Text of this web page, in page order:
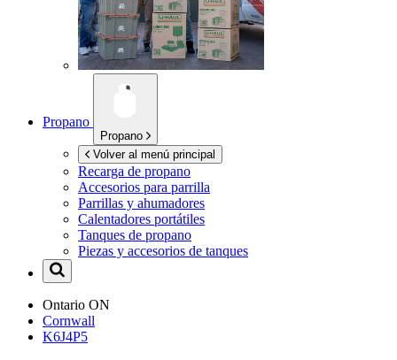
Propano
Propano
Volver al menú principal
Recarga de propano
Accesorios para parrilla
Parrillas y ahumadores
Calentadores portátiles
Tanques de propano
Piezas y accesorios de tanques
Ontario ON
Cornwall
K6J4P5